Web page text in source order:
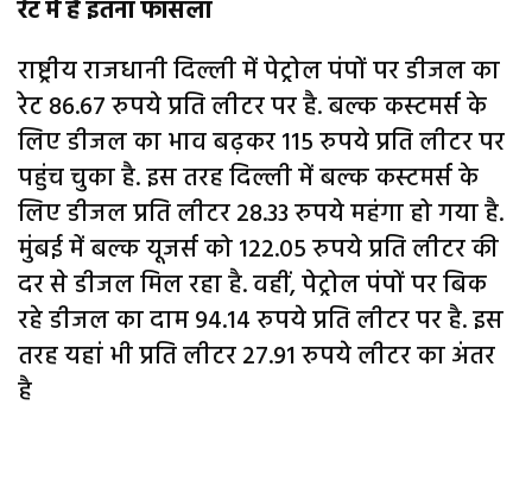
रेट में है इतना फासला
राष्ट्रीय राजधानी दिल्ली में पेट्रोल पंपों पर डीजल का
रेट 86.67 रुपये प्रति लीटर पर है. बल्क कस्टमर्स के
लिए डीजल का भाव बढ़कर 115 रुपये प्रति लीटर पर
पहुंच चुका है. इस तरह दिल्ली में बल्क कस्टमर्स के
लिए डीजल प्रति लीटर 28.33 रुपये महंगा हो गया है.
मुंबई में बल्क यूजर्स को 122.05 रुपये प्रति लीटर की
दर से डीजल मिल रहा है. वहीं, पेट्रोल पंपों पर बिक
रहे डीजल का दाम 94.14 रुपये प्रति लीटर पर है. इस
तरह यहां भी प्रति लीटर 27.91 रुपये लीटर का अंतर
है